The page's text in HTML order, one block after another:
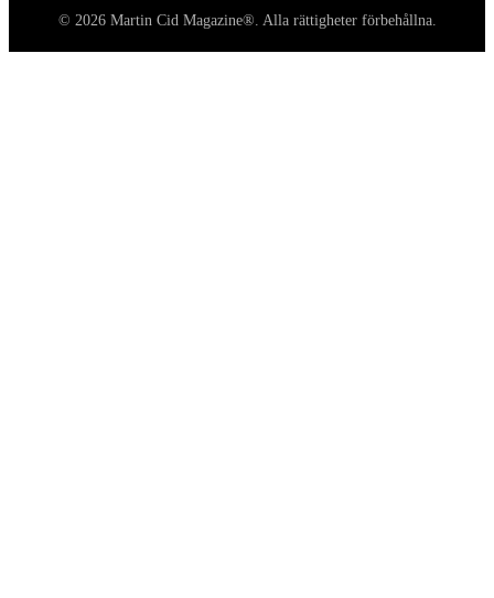
© 2026 Martin Cid Magazine®. Alla rättigheter förbehållna.